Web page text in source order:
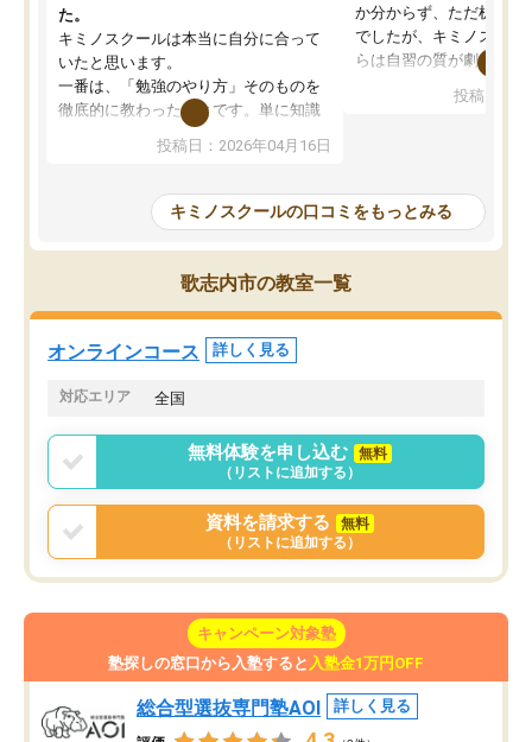
た。
キミノスクールは本当に自分に合って
いたと思います。
一番は、「勉強のやり方」そのものを
徹底的に教わったことです。単に知識
を詰め込むのではなく、自学自習の習
慣が身につくよう並走してくれるの
はなくなりました。
講師の方との距離も近く、親身なコー
チングのおかげで、停滞期もモチベー
ションを維持できました。「やらされ
る勉強」から「目標のための勉強」へ
意識が変わったことが、目標校への合
投稿日：2026年04月16日
か分からず、ただ机に座
でしたが、キミノスクー
らは自習の質が劇的に変
を明確にしてくれるの
の仕方をコーチングして
ルなので、家での学習習
身につきました。結果と
た。自分から学ぶ姿勢を
投稿日：
キミノスクールの口コミをもっとみる
歌志内市の教室一覧
オンラインコース 詳しく見る
対応エリア 全国
無料体験を申し込む
無料
（リストに追加する）
資料を請求する
無料
（リストに追加する）
キャンペーン対象塾
塾探しの窓口から入塾すると 入塾金1万円OFF
総合型選抜専門塾AOI 詳しく見る